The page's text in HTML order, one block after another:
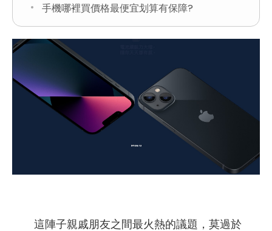
手機哪裡買價格最便宜划算有保障?
這陣子親戚朋友之間最火熱的議題，莫過於